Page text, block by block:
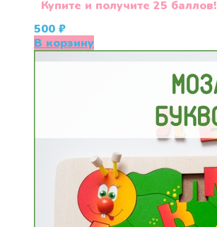
Купите и получите 25 баллов!
500 ₽
В корзину